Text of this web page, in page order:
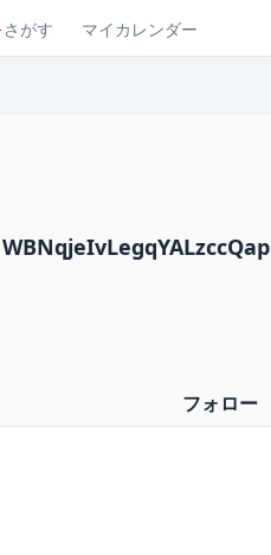
がす マイカレンダー
WBNqjeIvLegqYALzccQap
フォロー